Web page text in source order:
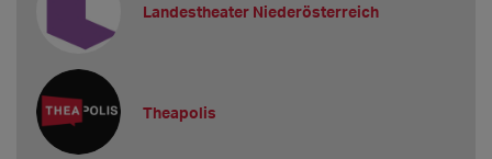
Landestheater Niederösterreich
Theapolis